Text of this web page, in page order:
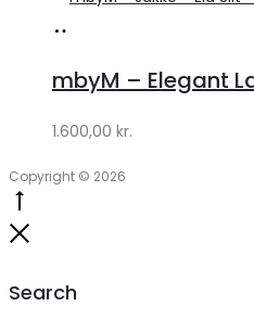
Lykke
by
mbyM – Elegant
1.600,00 kr.
Copyright © 2026
Search